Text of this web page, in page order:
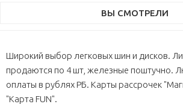
ВЫ СМОТРЕЛИ
Широкий выбор легковых шин и дисков.
продаются по 4 шт, железные поштучно.
оплаты в рублях РБ. Карты рассрочек
"Карта FUN".